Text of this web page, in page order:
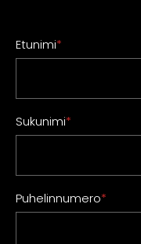
Etunimi*
Sukunimi*
Puhelinnumero*